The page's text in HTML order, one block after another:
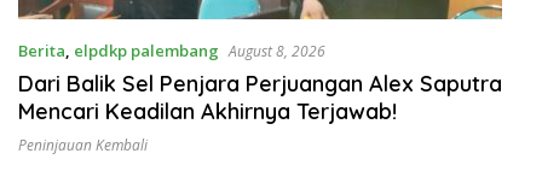
Berita, elpdkp palembang August 8, 2026
Dari Balik Sel Penjara Perjuangan Alex Saputra
Mencari Keadilan Akhirnya Terjawab!
Peninjauan Kembali